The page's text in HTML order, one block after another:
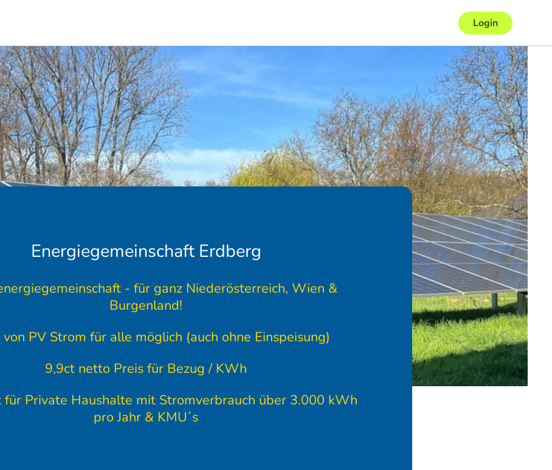
Login
Energiegemeinschaft Erdberg
- für ganz Niederösterreich, Wien &
Burgenland!
von PV Strom für alle möglich (auch ohne Einspeisung)
9,9ct netto Preis für Bezug / KWh
für Private Haushalte mit Stromverbrauch über 3.000 kWh
pro Jahr & KMU´s